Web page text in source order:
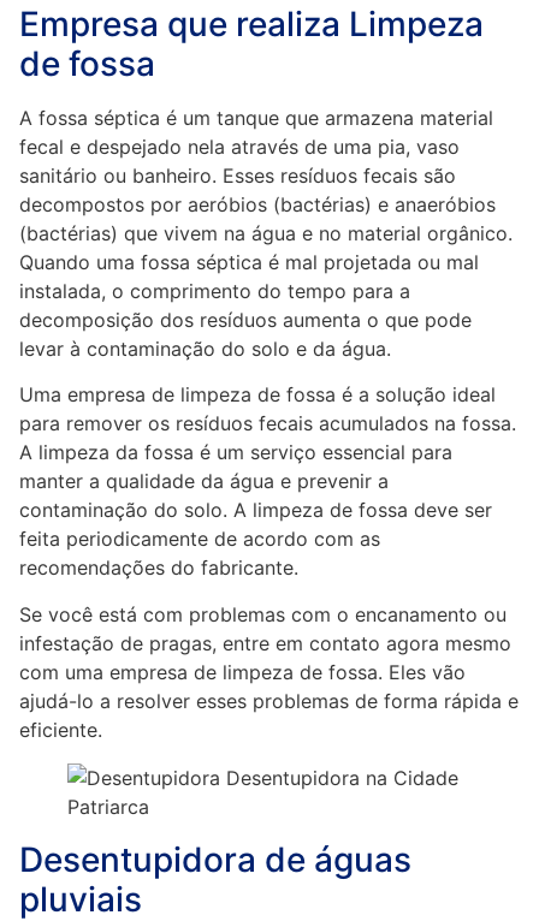
Empresa que realiza Limpeza
de fossa
A fossa séptica é um tanque que armazena material
fecal e despejado nela através de uma pia, vaso
sanitário ou banheiro. Esses resíduos fecais são
decompostos por aeróbios (bactérias) e anaeróbios
(bactérias) que vivem na água e no material orgânico.
Quando uma fossa séptica é mal projetada ou mal
instalada, o comprimento do tempo para a
decomposição dos resíduos aumenta o que pode
levar à contaminação do solo e da água.
Uma empresa de limpeza de fossa é a solução ideal
para remover os resíduos fecais acumulados na fossa.
A limpeza da fossa é um serviço essencial para
manter a qualidade da água e prevenir a
contaminação do solo. A limpeza de fossa deve ser
feita periodicamente de acordo com as
recomendações do fabricante.
Se você está com problemas com o encanamento ou
infestação de pragas, entre em contato agora mesmo
com uma empresa de limpeza de fossa. Eles vão
ajudá-lo a resolver esses problemas de forma rápida e
eficiente.
Desentupidora de águas
pluviais